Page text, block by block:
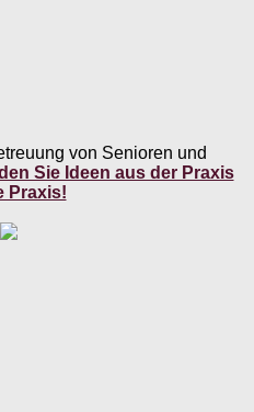
von Senioren und
Sie Ideen aus der Praxis
Praxis!